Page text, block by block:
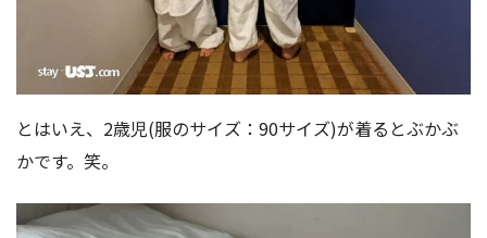
とはいえ、2歳児(服のサイズ：90サイズ)が着るとぶかぶ
かです。笑。